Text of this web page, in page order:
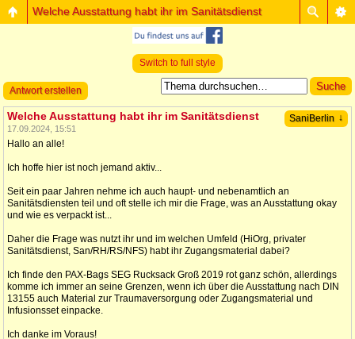
Welche Ausstattung habt ihr im Sanitätsdienst
Switch to full style
Antwort erstellen
SaniBerlin ↓
Welche Ausstattung habt ihr im Sanitätsdienst
17.09.2024, 15:51
Hallo an alle!
Ich hoffe hier ist noch jemand aktiv...
Seit ein paar Jahren nehme ich auch haupt- und nebenamtlich an
Sanitätsdiensten teil und oft stelle ich mir die Frage, was an Ausstattung okay
und wie es verpackt ist...
Daher die Frage was nutzt ihr und im welchen Umfeld (HiOrg, privater
Sanitätsdienst, San/RH/RS/NFS) habt ihr Zugangsmaterial dabei?
Ich finde den PAX-Bags SEG Rucksack Groß 2019 rot ganz schön, allerdings
komme ich immer an seine Grenzen, wenn ich über die Ausstattung nach DIN
13155 auch Material zur Traumaversorgung oder Zugangsmaterial und
Infusionsset einpacke.
Ich danke im Voraus!